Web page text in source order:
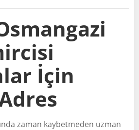
İçin
zaman kaybetmeden uzman